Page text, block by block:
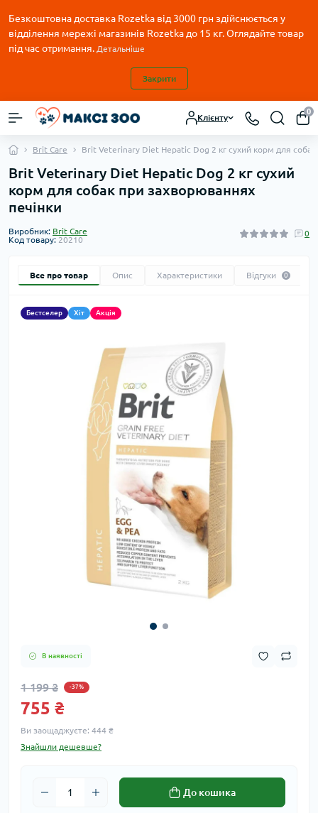
Безкоштовна доставка Rozetka від 3000 грн здійснюється у
відділення мережі магазинів Rozetka до 15 кг. Оглядайте товар
під час отримання. Детальніше
Закрити
Клієнту
0
Brit Care Brit Veterinary Diet Hepatic Dog 2 кг сухий корм для собак
Brit Veterinary Diet Hepatic Dog 2 кг сухий
корм для собак при захворюваннях
печінки
Виробник: Brit Care
Код товару: 20210
0
Все про товар Опис Характеристики Відгуки 0
Бестселер Хіт Акція
В наявності
1 199 ₴ -37%
755 ₴
Ви заощаджуєте: 444 ₴
Знайшли дешевше?
До кошика